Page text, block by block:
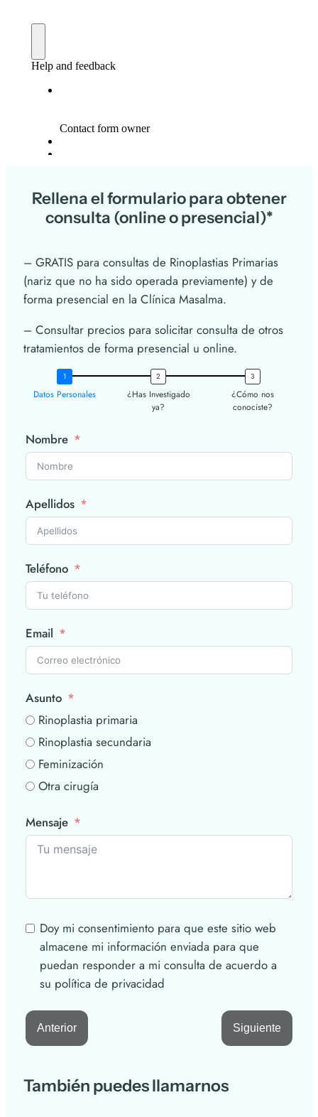
Rellena el formulario para obtener
consulta (online o presencial)*
– GRATIS para consultas de Rinoplastias Primarias
(nariz que no ha sido operada previamente) y de
forma presencial en la Clínica Masalma.
– Consultar precios para solicitar consulta de otros
tratamientos de forma presencial u online.
Datos Personales
¿Has Investigado
ya?
¿Cómo nos
conociste?
Nombre
Apellidos
Teléfono
Email
Asunto
Rinoplastia primaria
Rinoplastia secundaria
Feminización
Otra cirugía
Mensaje
Doy mi consentimiento para que este sitio web
almacene mi información enviada para que
puedan responder a mi consulta de acuerdo a
su política de privacidad
Anterior Siguiente
También puedes llamarnos